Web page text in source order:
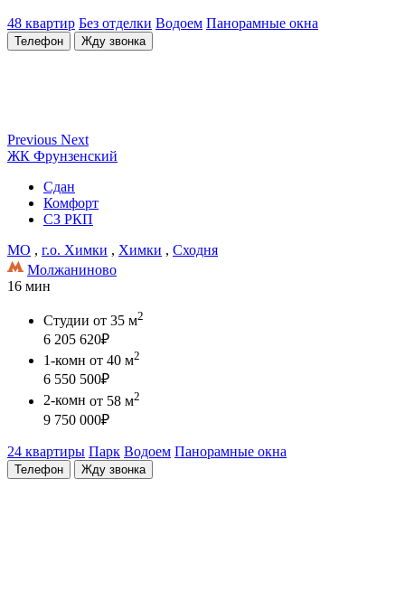
48 квартир Без отделки Водоем Панорамные окна
Телефон Жду звонка
Previous Next
ЖК Фрунзенский
Сдан
Комфорт
СЗ РКП
МО , г.о. Химки , Химки , Сходня
Молжаниново
16 мин
Студии от 35 м2
6 205 620₽
1-комн от 40 м2
6 550 500₽
2-комн от 58 м2
9 750 000₽
24 квартиры Парк Водоем Панорамные окна
Телефон Жду звонка